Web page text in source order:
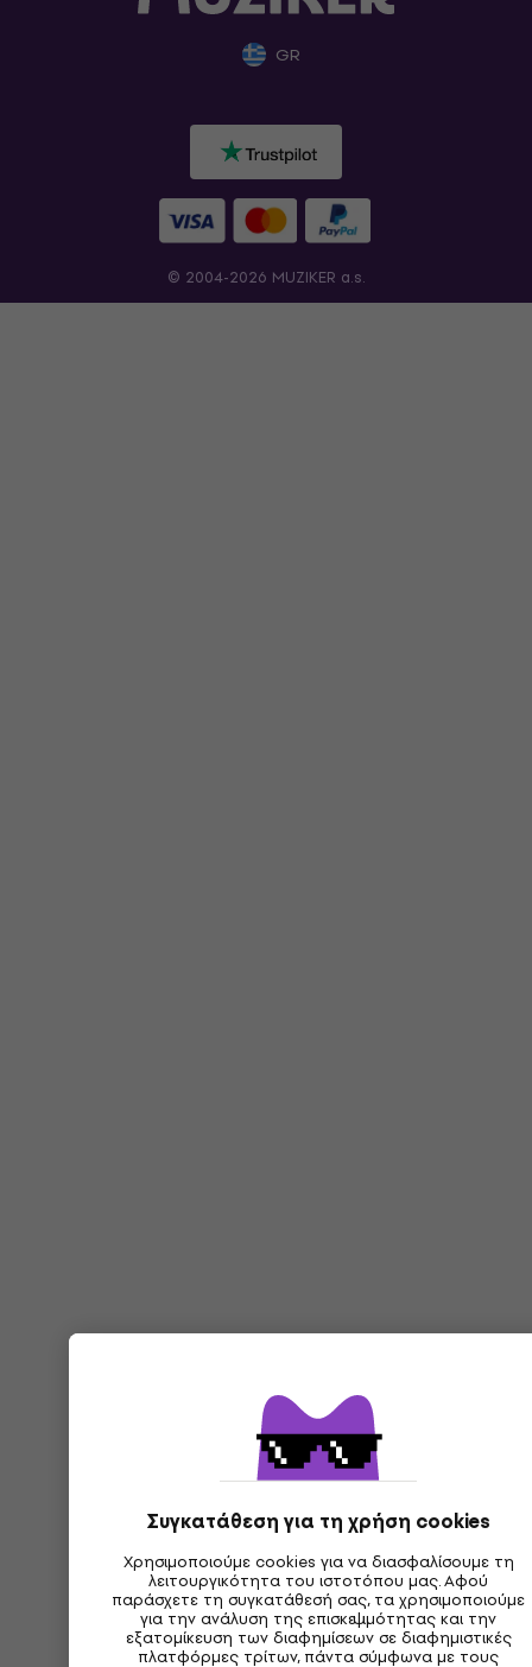
Συγκατάθεση για τη χρήση cookies
Χρησιμοποιούμε cookies για να διασφαλίσουμε τη
λειτουργικότητα του ιστοτόπου μας. Αφού
παράσχετε τη συγκατάθεσή σας, τα χρησιμοποιούμε
για την ανάλυση της επισκεψιμότητας και την
εξατομίκευση των διαφημίσεων σε διαφημιστικές
πλατφόρμες τρίτων, πάντα σύμφωνα με τους
GR
© 2004-2026 MUZIKER a.s.